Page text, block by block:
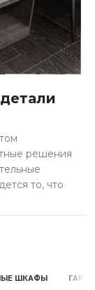
решения
то, что
ШКАФЫ